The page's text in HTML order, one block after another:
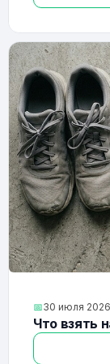
📅30 июля 2026
Что взять